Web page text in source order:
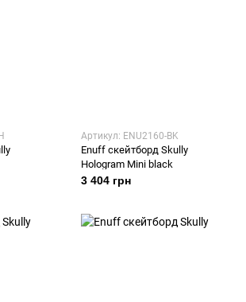
Артикул: ENU2160-BK
Enuff скейтборд Skully
Hologram Mini black
3 404 грн